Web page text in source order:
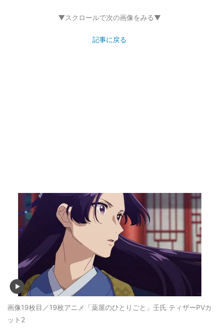
▼スクロールで次の画像をみる▼
記事に戻る
画像19枚目／19枚アニメ「薬屋のひとりごと」壬氏 ティザーPVカ
ット2